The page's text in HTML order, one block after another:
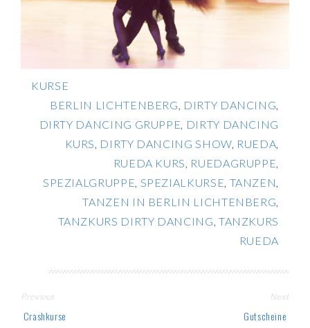
KURSE
BERLIN LICHTENBERG DIRTY DANCING
DIRTY DANCING GRUPPE DIRTY DANCING
KURS DIRTY DANCING SHOW, RUEDA
RUEDA KURS RUEDAGRUPPE
SPEZIALGRUPPE SPEZIALKURSE TANZEN
TANZEN IN BERLIN LICHTENBERG
TANZKURS DIRTY DANCING TANZKURS
RUEDA
Post
Previous
Crashkurse
Next
Gutscheine